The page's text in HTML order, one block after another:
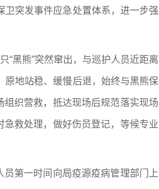
突发事件应急处置体系，进一步强
“黑熊”突然窜出，与巡护人员近距离
原地站稳、缓慢后退，始终与黑熊保
织营救，抵达现场后规范落实现场
救处理，做好伤员登记，等候专业
第一时间向局疫源疫病管理部门上